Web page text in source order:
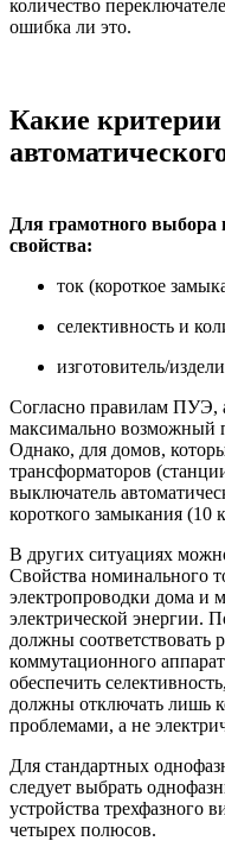
количество
ошибка ли это.
Какие
Для грамотного выбора
свойства:
ток (короткое
селективность и
изготовитель/
Согласно правилам ПУЭ,
максимально возможный
Однако, для домов,
трансформаторов
выключатель
короткого замыкания (10
В других ситуациях
Свойства номинального
электропроводки дома и
электрической энергии.
должны соответствовать
коммутационного
обеспечить
должны отключать лишь
проблемами, а не
Для стандартных
следует выбрать
устройства трехфазного
четырех полюсов.